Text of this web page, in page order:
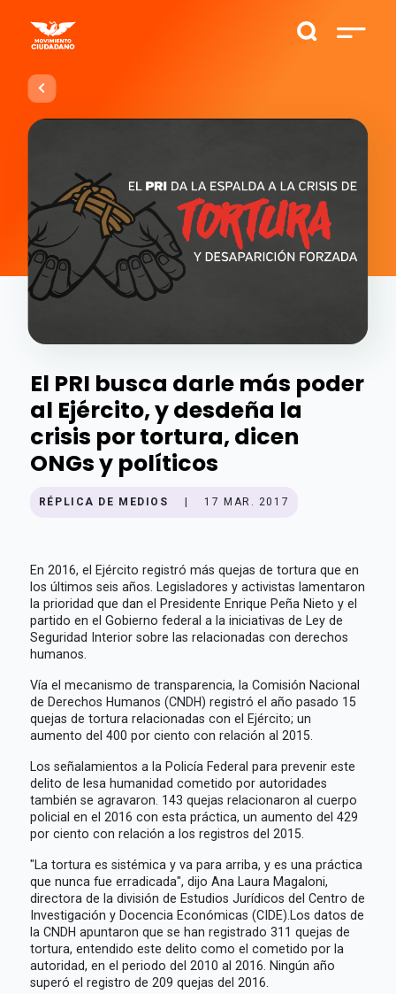
El PRI busca darle más poder
al Ejército, y desdeña la
crisis por tortura, dicen
ONGs y políticos
RÉPLICA DE MEDIOS 17 MAR. 2017
En 2016, el Ejército registró más quejas de tortura que en
los últimos seis años. Legisladores y activistas lamentaron
la prioridad que dan el Presidente Enrique Peña Nieto y el
partido en el Gobierno federal a la iniciativas de Ley de
Seguridad Interior sobre las relacionadas con derechos
humanos.
Vía el mecanismo de transparencia, la Comisión Nacional
de Derechos Humanos (CNDH) registró el año pasado 15
quejas de tortura relacionadas con el Ejército; un
aumento del 400 por ciento con relación al 2015.
Los señalamientos a la Policía Federal para prevenir este
delito de lesa humanidad cometido por autoridades
también se agravaron. 143 quejas relacionaron al cuerpo
policial en el 2016 con esta práctica, un aumento del 429
por ciento con relación a los registros del 2015.
"La tortura es sistémica y va para arriba, y es una práctica
que nunca fue erradicada", dijo Ana Laura Magaloni,
directora de la división de Estudios Jurídicos del Centro de
Investigación y Docencia Económicas (CIDE).Los datos de
la CNDH apuntaron que se han registrado 311 quejas de
tortura, entendido este delito como el cometido por la
autoridad, en el periodo del 2010 al 2016. Ningún año
superó el registro de 209 quejas del 2016.